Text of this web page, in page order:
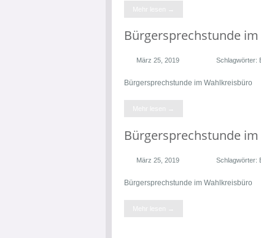
Mehr lesen →
Bürgersprechstunde
März 25, 2019 Schlagwörter:
Bürgersprechstunde im Wahlkreisbüro
Mehr lesen →
Bürgersprechstunde
März 25, 2019 Schlagwörter:
Bürgersprechstunde im Wahlkreisbüro
Mehr lesen →